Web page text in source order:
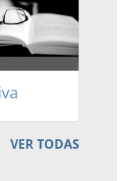
VER TODAS